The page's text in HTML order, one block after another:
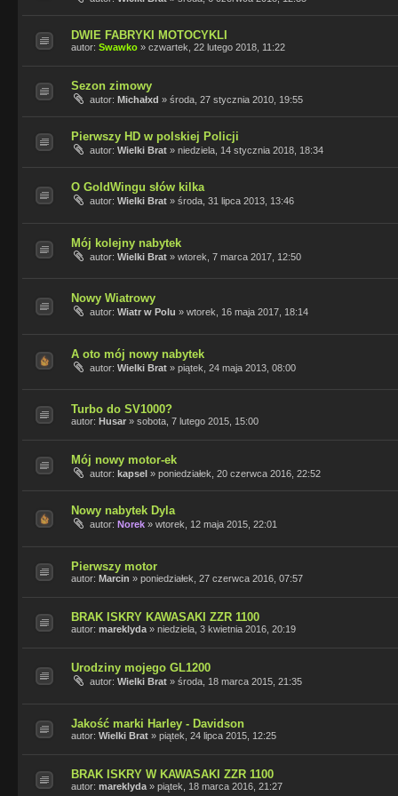
DWIE FABRYKI MOTOCYKLI
autor: Swawko » czwartek, 22 lutego 2018, 11:22
Sezon zimowy
autor: Michałxd » środa, 27 stycznia 2010, 19:55
Pierwszy HD w polskiej Policji
autor: Wielki Brat » niedziela, 14 stycznia 2018, 18:34
O GoldWingu słów kilka
autor: Wielki Brat » środa, 31 lipca 2013, 13:46
Mój kolejny nabytek
autor: Wielki Brat » wtorek, 7 marca 2017, 12:50
Nowy Wiatrowy
autor: Wiatr w Polu » wtorek, 16 maja 2017, 18:14
A oto mój nowy nabytek
autor: Wielki Brat » piątek, 24 maja 2013, 08:00
Turbo do SV1000?
autor: Husar » sobota, 7 lutego 2015, 15:00
Mój nowy motor-ek
autor: kapsel » poniedziałek, 20 czerwca 2016, 22:52
Nowy nabytek Dyla
autor: Norek » wtorek, 12 maja 2015, 22:01
Pierwszy motor
autor: Marcin » poniedziałek, 27 czerwca 2016, 07:57
BRAK ISKRY KAWASAKI ZZR 1100
autor: mareklyda » niedziela, 3 kwietnia 2016, 20:19
Urodziny mojego GL1200
autor: Wielki Brat » środa, 18 marca 2015, 21:35
Jakość marki Harley - Davidson
autor: Wielki Brat » piątek, 24 lipca 2015, 12:25
BRAK ISKRY W KAWASAKI ZZR 1100
autor: mareklyda » piątek, 18 marca 2016, 21:27